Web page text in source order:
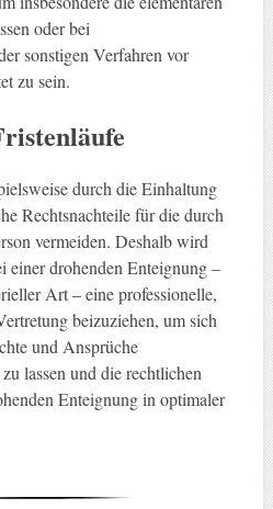
oder bei
sonstigen Verfahren vor
zu sein.
durch die Einhaltung
Rechtsnachteile für die durch
vermeiden. Deshalb wird
einer drohenden Enteignung –
Art – eine professionelle,
beizuziehen, um sich
und Ansprüche
lassen und die rechtlichen
Enteignung in optimaler